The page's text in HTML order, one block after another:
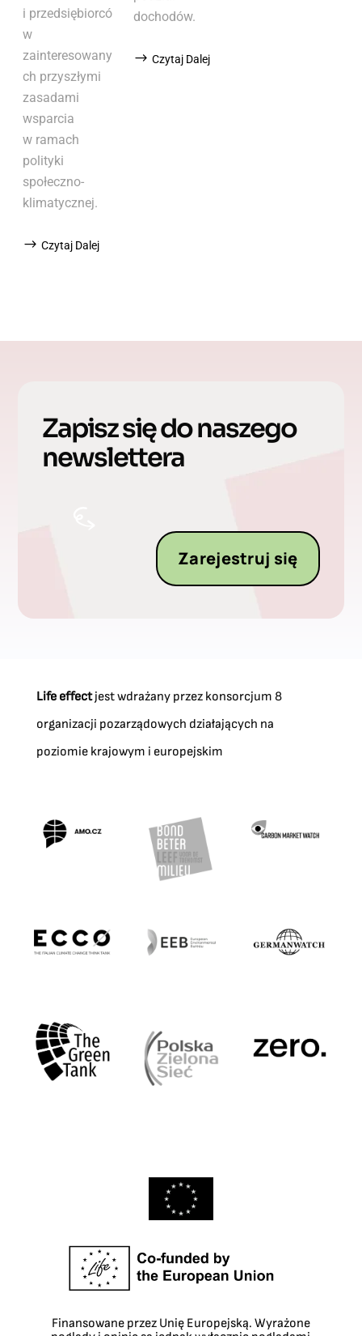
i przedsiębiorcó
w
zainteresowany
ch przyszłymi
zasadami
wsparcia
w ramach
polityki
społeczno-
klimatycznej.
Czytaj Dalej
dochodów.
Czytaj Dalej
Zapisz się do naszego
newslettera
Zarejestruj się
Life effectjest wdrażany przez konsorcjum 8
organizacji pozarządowych działających na
poziomie krajowym i europejskim
Finansowane przez Unię Europejską. Wyrażone